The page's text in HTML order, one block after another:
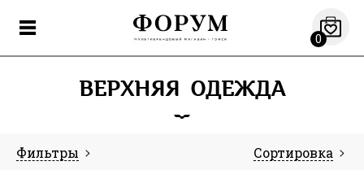
0
ВЕРХНЯЯ ОДЕЖДА
Фильтры Сортировка